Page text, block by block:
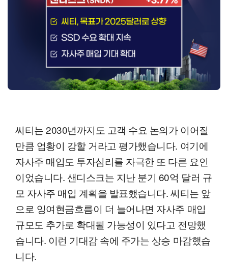
씨티는 2030년까지도 고객 수요 논의가 이어질
만큼 업황이 강할 거라고 평가했습니다. 여기에
자사주 매입도 투자심리를 자극한 또 다른 요인
이었습니다. 샌디스크는 지난 분기 60억 달러 규
모 자사주 매입 계획을 발표했습니다. 씨티는 앞
으로 잉여현금흐름이 더 늘어나면 자사주 매입
규모도 추가로 확대될 가능성이 있다고 전망했
습니다. 이런 기대감 속에 주가는 상승 마감했습
니다.